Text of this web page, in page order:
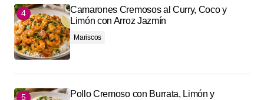
Camarones Cremosos al Curry, Coco y
Limón con Arroz Jazmín
Mariscos
Pollo Cremoso con Burrata, Limón y